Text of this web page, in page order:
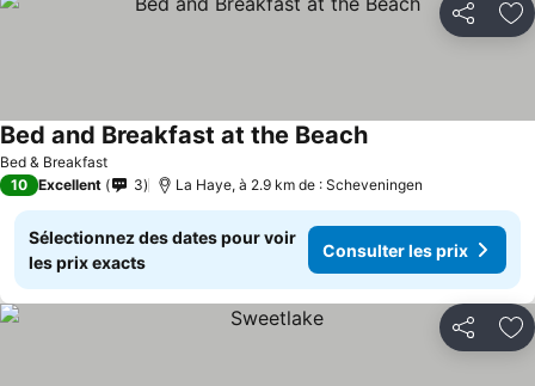
Partager
Bed & Breakfast
Bed and Breakfast at the Beach
10 Excellent 3 La Haye, à 2.9 km de : Scheveningen
Sélectionnez des dates pour voir
les prix exacts
Consulter les prix
Partager